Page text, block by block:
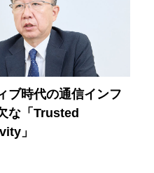
ブ時代の通信インフ
な「Trusted
」